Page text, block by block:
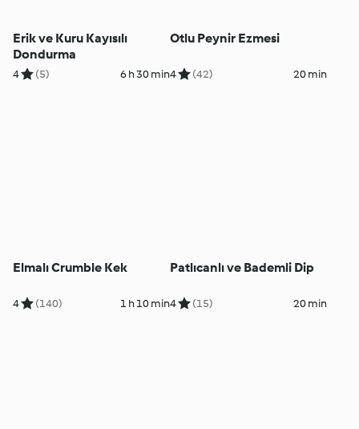
Erik ve Kuru Kayısılı
Dondurma
4 (5) 6 h 30 min
Otlu Peynir Ezmesi
4 (42) 20 min
Elmalı Crumble Kek
4 (140) 1 h 10 min
Patlıcanlı ve Bademli Dip
4 (15) 20 min